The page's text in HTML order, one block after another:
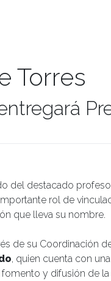
Torres
del destacado
rol de
que lleva su nombre.
de su Coordinación
, quien cuenta con
y difusión de la